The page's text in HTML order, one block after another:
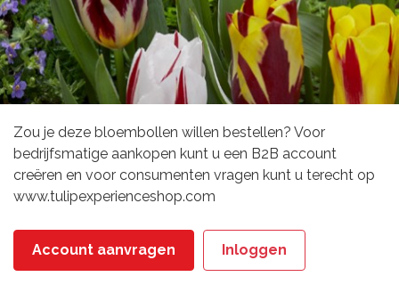
Zou je deze bloembollen willen bestellen? Voor
bedrijfsmatige aankopen kunt u een B2B account
creëren en voor consumenten vragen kunt u terecht op
www.tulipexperienceshop.com
Account aanvragen Inloggen